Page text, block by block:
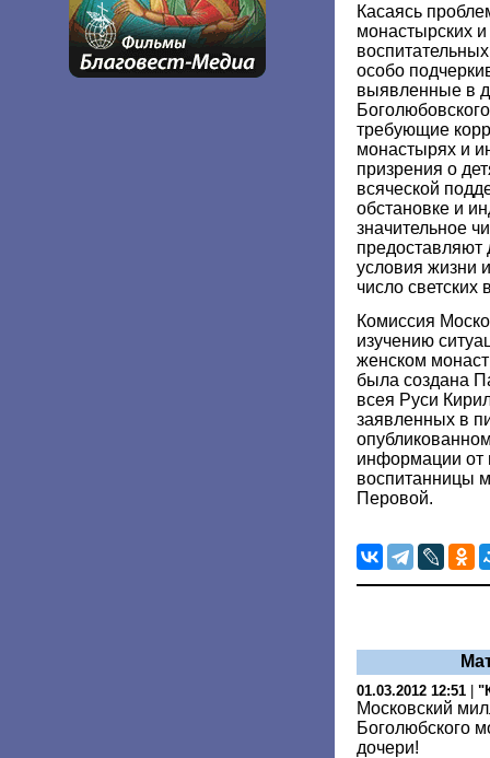
Касаясь
монастырских
особо
выявленные в
требующие
монастырях и
призрения о
всяческой
обстановке и
значительное
предоставляют
условия жизни
число светских
Комиссия
изучению
женском
была создана
всея Руси
заявленных в
информации
воспитанницы
Перовой.
01.03.2012 12:51 |
Московский
Боголюбского
дочери!